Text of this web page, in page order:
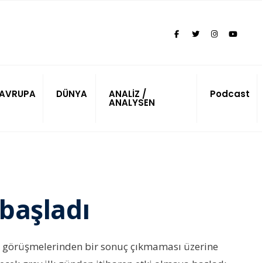
DÜNYA ANALİZ /
ANALYSEN
Podcast
bir sonuç çıkmaması üzerine